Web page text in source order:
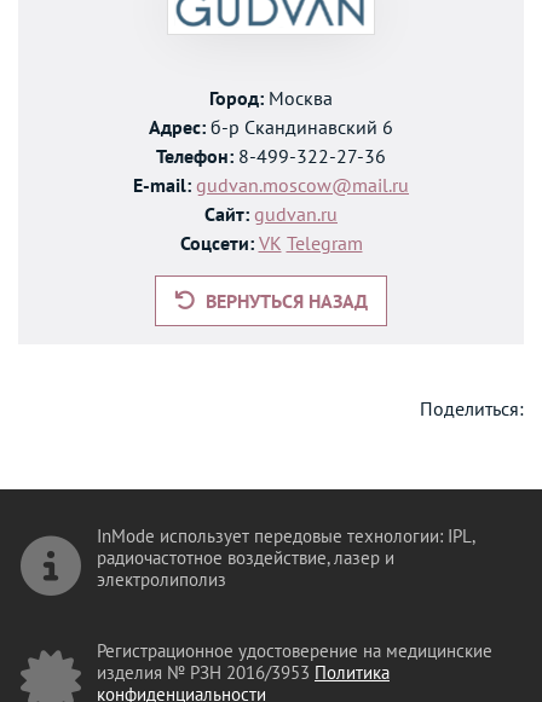
Город: Москва
Адрес: б-р Скандинавский 6
Телефон: 8-499-322-27-36
E-mail: gudvan.moscow@mail.ru
Сайт: gudvan.ru
Соцсети: VK Telegram
ВЕРНУТЬСЯ НАЗАД
Поделиться:
InMode использует передовые технологии: IPL,
радиочастотное воздействие, лазер и
электролиполиз
Регистрационное удостоверение на медицинские
изделия № РЗН 2016/3953 Политика
конфиденциальности